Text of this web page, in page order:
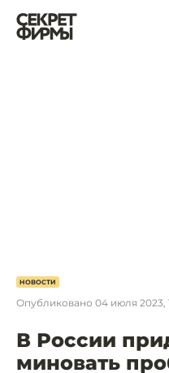
НОВОСТИ
Опубликовано 04 июля 2023,
В России
миновать